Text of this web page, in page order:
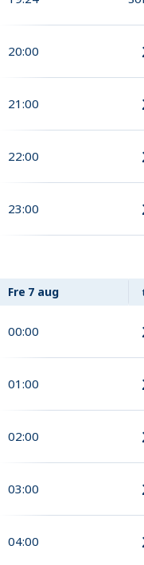
20:00
21:00
22:00
23:00
Fre 7 aug
00:00
01:00
02:00
03:00
04:00